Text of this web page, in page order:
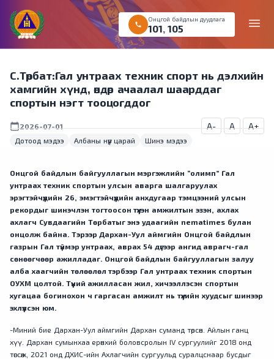
menu
call
Онцгой байдлын дуудлага
101 ,105
С.Төрбат:Гал унтраах техник спорт нь дэлхийн
хамгийн хүнд, өндөр ачаалал шаарддаг
спортын нэгт тооцогддог
calendar_today2026-07-01
Дотоод мэдээ
Албаны нүүр царай Шинэ мэдээ
A- A A+
Онцгой байдлын байгууллагын мэргэжлийн “олимп” Гал
унтраах техник спортын улсын аварга шалгаруулах
эрэгтэйчүүдийн 26, эмэгтэйчүүдийн анхдугаар тэмцээний улсын
рекордыг шинэчлэн тогтоосон түүхэн амжилтын эзэн, ахлах
ахлагч Сувдаагийн Төрбатыг энэ удаагийн nematimes булан
онцолж байна. Тэрээр Дархан-Уул аймгийн Онцгой байдлын
газрын Гал түймэр унтраах, аврах 54 дүгээр ангид аврагч-гал
сөнөөгчөөр ажилладаг. Онцгой байдлын байгууллагын залуу
алба хаагчийн төлөөлөл тэрбээр Гал унтраах техник спортын
ОУХМ цолтой. Түүний ажилласан жил, хичээллэсэн спортын
хугацаа богинохон ч гаргасан амжилт нь түүхийн хуудсыг шинээр
эхлүүлсэн юм.
-Миний бие Дархан-Уул аймгийн Дархан суманд төрсөн. Айлын ганц
хүү. Дархан сумынхаа ерөнхий боловсролын IV сургуулийг 2018 онд
төгсөж, 2021 онд ДХИС-ийн Ахлагчийн сургуульд суралцснаар бусдыг